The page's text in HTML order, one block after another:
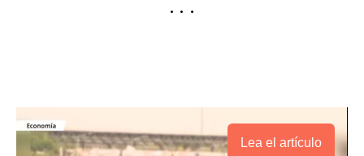
• • •
Lea el artículo